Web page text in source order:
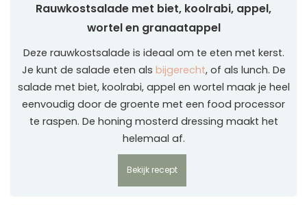
Rauwkostsalade met biet, koolrabi, appel,
wortel en granaatappel
Deze rauwkostsalade is ideaal om te eten met kerst.
Je kunt de salade eten als bijgerecht, of als lunch. De
salade met biet, koolrabi, appel en wortel maak je heel
eenvoudig door de groente met een food processor
te raspen. De honing mosterd dressing maakt het
helemaal af.
Bekijk recept